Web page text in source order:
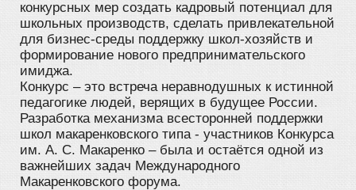
конкурсных мер создать кадровый потенциал для
школьных производств, сделать привлекательной
для бизнес-среды поддержку школ-хозяйств и
формирование нового предпринимательского
имиджа.
Конкурс – это встреча неравнодушных к истинной
педагогике людей, верящих в будущее России.
Разработка механизма всесторонней поддержки
школ макаренковского типа - участников Конкурса
им. А. С. Макаренко – была и остаётся одной из
важнейших задач Международного
Макаренковского форума.